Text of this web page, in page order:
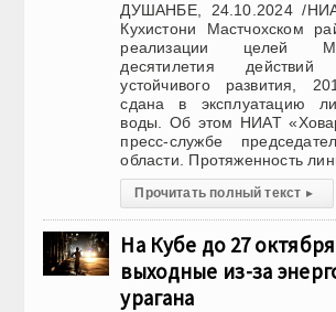
ДУШАНБЕ, 24.10.2024 /
Кухистони Мастчохском
реализации целей
десятилетия
устойчивого развития,
сдана в эксплуатацию
воды. Об этом НИАТ
пресс-службе
области. Протяженность
Прочитать полный текст ▸
На Кубе до 27
выходные из-за
урагана